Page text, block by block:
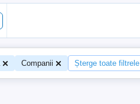
Companii Șterge toate filtrele